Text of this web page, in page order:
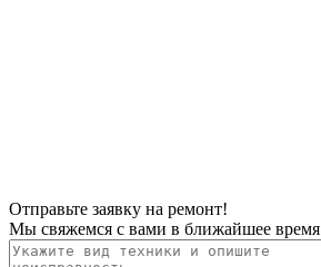
Отправьте заявку на ремонт!
Мы свяжемся с вами в ближайшее время